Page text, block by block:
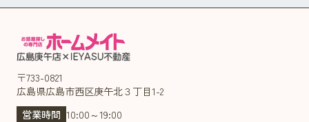
〒733-0821
広島県広島市西区庚午北３丁目1-2
営業時間 10:00～19:00